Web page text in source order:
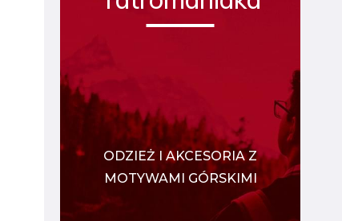
ODZIEŻ I AKCESORIA Z
MOTYWAMI GÓRSKIMI